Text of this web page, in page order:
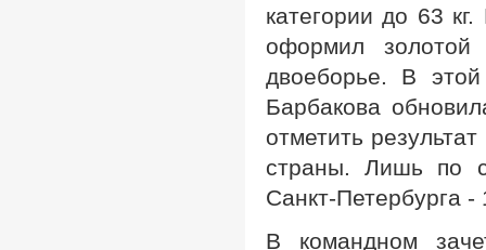
категории до 63
оформил
двоеборье. В
Барбакова
отметить
страны. Лишь по
Санкт-Петербурга
В командном